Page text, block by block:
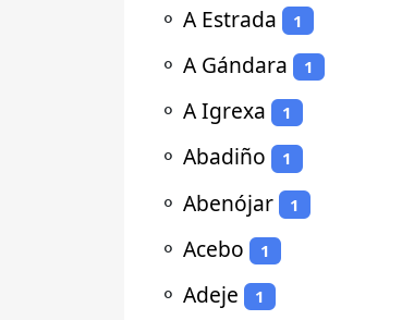
⚬ A Estrada 1
⚬ A Gándara 1
⚬ A Igrexa 1
⚬ Abadiño 1
⚬ Abenójar 1
⚬ Acebo 1
⚬ Adeje 1